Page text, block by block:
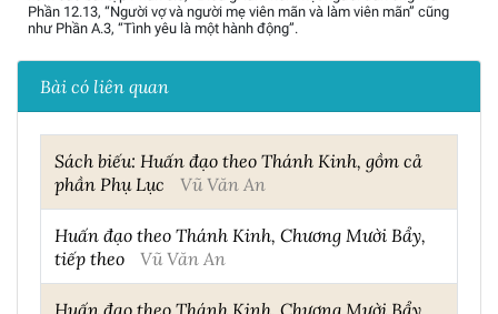
Phần 12.13, “Người vợ và người mẹ viên mãn và làm viên mãn” cũng
như Phần A.3, “Tình yêu là một hành động”.
Bài có liên quan
Sách biếu: Huấn đạo theo Thánh Kinh, gồm cả
phần Phụ Lục
Vũ Văn An
Huấn đạo theo Thánh Kinh, Chương Mười Bẩy,
tiếp theo
Vũ Văn An
Huấn đạo theo Thánh Kinh, Chương Mười Bẩy